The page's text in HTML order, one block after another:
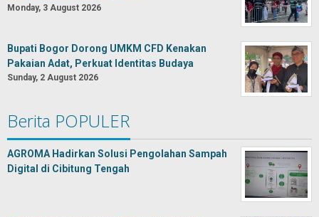
Monday, 3 August 2026
Bupati Bogor Dorong UMKM CFD Kenakan
Pakaian Adat, Perkuat Identitas Budaya
Sunday, 2 August 2026
Berita POPULER
AGROMA Hadirkan Solusi Pengolahan Sampah
Digital di Cibitung Tengah